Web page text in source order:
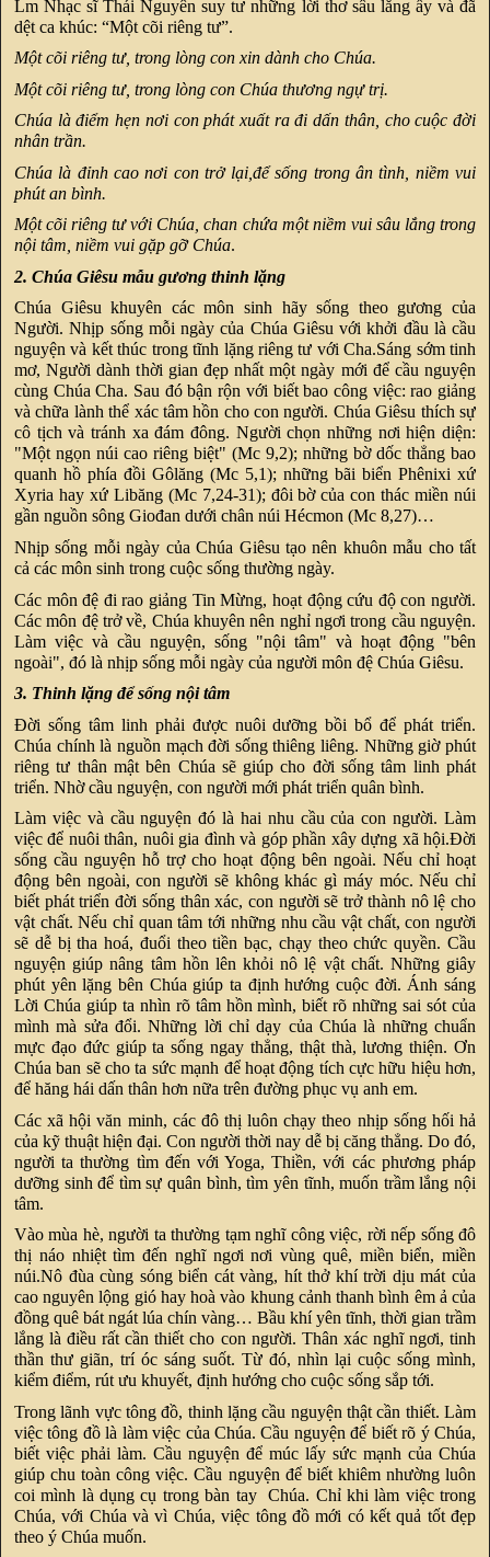
Lm Nhạc sĩ Thái Nguyên suy tư những lời thơ sâu lắng ấy và đã
dệt ca khúc: “Một cõi riêng tư”.
Một cõi riêng tư, trong lòng con xin dành cho Chúa.
Một cõi riêng tư, trong lòng con Chúa thương ngự trị.
Chúa là điểm hẹn nơi con phát xuất ra đi dấn thân, cho cuộc đời
nhân trần.
Chúa là đỉnh cao nơi con trở lại,để sống trong ân tình, niềm vui
phút an bình.
Một cõi riêng tư với Chúa, chan chứa một niềm vui sâu lắng trong
nội tâm, niềm vui gặp gỡ Chúa.
2. Chúa Giêsu mẫu gương thinh lặng
Chúa Giêsu khuyên các môn sinh hãy sống theo gương của
Người. Nhịp sống mỗi ngày của Chúa Giêsu với khởi đầu là cầu
nguyện và kết thúc trong tĩnh lặng riêng tư với Cha.Sáng sớm tinh
mơ, Người dành thời gian đẹp nhất một ngày mới để cầu nguyện
cùng Chúa Cha. Sau đó bận rộn với biết bao công việc: rao giảng
và chữa lành thể xác tâm hồn cho con người. Chúa Giêsu thích sự
cô tịch và tránh xa đám đông. Người chọn những nơi hiện diện:
"Một ngọn núi cao riêng biệt" (Mc 9,2); những bờ dốc thẳng bao
quanh hồ phía đồi Gôlăng (Mc 5,1); những bãi biển Phênixi xứ
Xyria hay xứ Libăng (Mc 7,24-31); đôi bờ của con thác miền núi
gần nguồn sông Giođan dưới chân núi Hécmon (Mc 8,27)…
Nhịp sống mỗi ngày của Chúa Giêsu tạo nên khuôn mẫu cho tất
cả các môn sinh trong cuộc sống thường ngày.
Các môn đệ đi rao giảng Tin Mừng, hoạt động cứu độ con người.
Các môn đệ trở về, Chúa khuyên nên nghỉ ngơi trong cầu nguyện.
Làm việc và cầu nguyện, sống "nội tâm" và hoạt động "bên
ngoài", đó là nhịp sống mỗi ngày của người môn đệ Chúa Giêsu.
3. Thinh lặng để sống nội tâm
Đời sống tâm linh phải được nuôi dưỡng bồi bổ để phát triển.
Chúa chính là nguồn mạch đời sống thiêng liêng. Những giờ phút
riêng tư thân mật bên Chúa sẽ giúp cho đời sống tâm linh phát
triển. Nhờ cầu nguyện, con người mới phát triển quân bình.
Làm việc và cầu nguyện đó là hai nhu cầu của con người. Làm
việc để nuôi thân, nuôi gia đình và góp phần xây dựng xã hội.Đời
sống cầu nguyện hỗ trợ cho hoạt động bên ngoài. Nếu chỉ hoạt
động bên ngoài, con người sẽ không khác gì máy móc. Nếu chỉ
biết phát triển đời sống thân xác, con người sẽ trở thành nô lệ cho
vật chất. Nếu chỉ quan tâm tới những nhu cầu vật chất, con người
sẽ dễ bị tha hoá, đuổi theo tiền bạc, chạy theo chức quyền. Cầu
nguyện giúp nâng tâm hồn lên khỏi nô lệ vật chất. Những giây
phút yên lặng bên Chúa giúp ta định hướng cuộc đời. Ánh sáng
Lời Chúa giúp ta nhìn rõ tâm hồn mình, biết rõ những sai sót của
mình mà sửa đổi. Những lời chỉ dạy của Chúa là những chuẩn
mực đạo đức giúp ta sống ngay thẳng, thật thà, lương thiện. Ơn
Chúa ban sẽ cho ta sức mạnh để hoạt động tích cực hữu hiệu hơn,
để hăng hái dấn thân hơn nữa trên đường phục vụ anh em.
Các xã hội văn minh, các đô thị luôn chạy theo nhịp sống hối hả
của kỹ thuật hiện đại. Con người thời nay dễ bị căng thẳng. Do đó,
người ta thường tìm đến với Yoga, Thiền, với các phương pháp
dưỡng sinh để tìm sự quân bình, tìm yên tĩnh, muốn trầm lắng nội
tâm.
Vào mùa hè, người ta thường tạm nghĩ công việc, rời nếp sống đô
thị náo nhiệt tìm đến nghĩ ngơi nơi vùng quê, miền biển, miền
núi.Nô đùa cùng sóng biển cát vàng, hít thở khí trời dịu mát của
cao nguyên lộng gió hay hoà vào khung cảnh thanh bình êm ả của
đồng quê bát ngát lúa chín vàng… Bầu khí yên tĩnh, thời gian trầm
lắng là điều rất cần thiết cho con người. Thân xác nghĩ ngơi, tinh
thần thư giãn, trí óc sáng suốt. Từ đó, nhìn lại cuộc sống mình,
kiểm điểm, rút ưu khuyết, định hướng cho cuộc sống sắp tới.
Trong lãnh vực tông đồ, thinh lặng cầu nguyện thật cần thiết. Làm
việc tông đồ là làm việc của Chúa. Cầu nguyện để biết rõ ý Chúa,
biết việc phải làm. Cầu nguyện để múc lấy sức mạnh của Chúa
giúp chu toàn công việc. Cầu nguyện để biết khiêm nhường luôn
coi mình là dụng cụ trong bàn tay Chúa. Chỉ khi làm việc trong
Chúa, với Chúa và vì Chúa, việc tông đồ mới có kết quả tốt đẹp
theo ý Chúa muốn.